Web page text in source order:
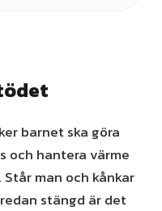
barnet ska göra
och hantera värme
man och kånkar
stängd är det